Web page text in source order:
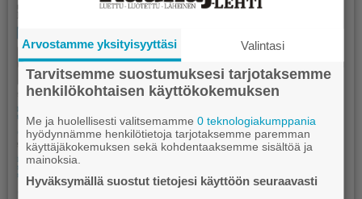
Arvostamme yksityisyyttäsi Valintasi
Tarvitsemme suostumuksesi tarjotaksemme
henkilökohtaisen käyttökokemuksen
Me ja huolellisesti valitsemamme0 teknologiakumppania
hyödynnämme henkilötietoja tarjotaksemme paremman
käyttäjäkokemuksen sekä kohdentaaksemme sisältöä ja
mainoksia.
Hyväksymällä suostut tietojesi käyttöön seuraavasti